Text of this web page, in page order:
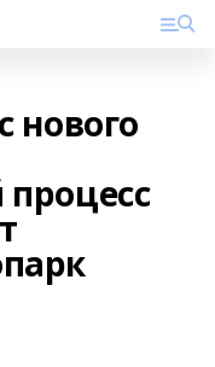
нового